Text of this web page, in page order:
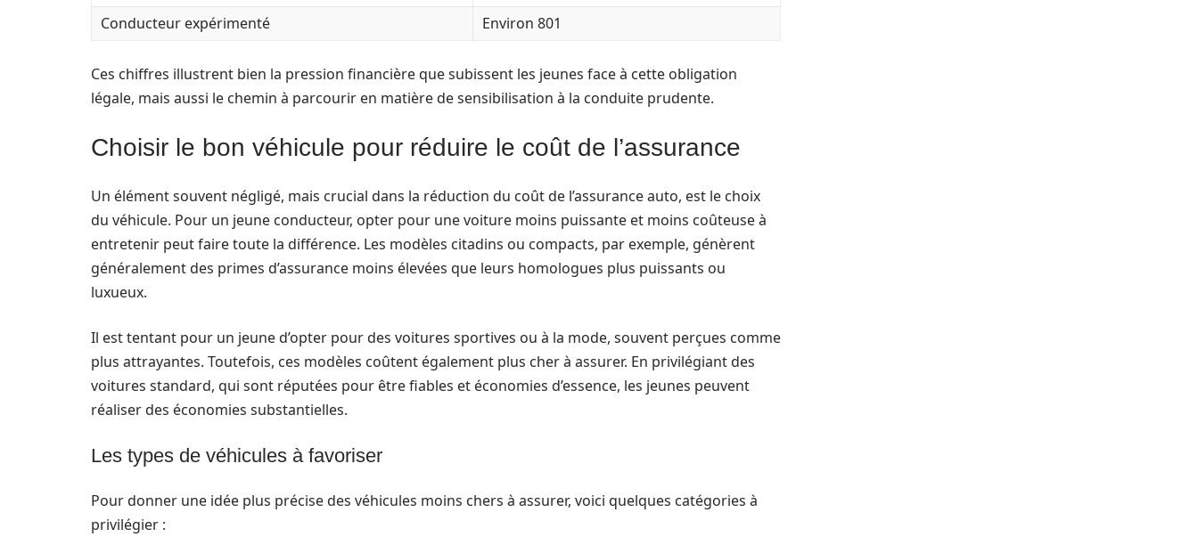
Conducteur expérimenté
Environ 801
Ces chiffres illustrent bien la pression financière que subissent les jeunes face à cette obligation
légale, mais aussi le chemin à parcourir en matière de sensibilisation à la conduite prudente.
Choisir le bon véhicule pour réduire le coût de l’assurance
Un élément souvent négligé, mais crucial dans la réduction du coût de l’assurance auto, est le choix
du véhicule. Pour un jeune conducteur, opter pour une voiture moins puissante et moins coûteuse à
entretenir peut faire toute la différence. Les modèles citadins ou compacts, par exemple, génèrent
généralement des primes d’assurance moins élevées que leurs homologues plus puissants ou
luxueux.
Il est tentant pour un jeune d’opter pour des voitures sportives ou à la mode, souvent perçues comme
plus attrayantes. Toutefois, ces modèles coûtent également plus cher à assurer. En privilégiant des
voitures standard, qui sont réputées pour être fiables et économies d’essence, les jeunes peuvent
réaliser des économies substantielles.
Les types de véhicules à favoriser
Pour donner une idée plus précise des véhicules moins chers à assurer, voici quelques catégories à
privilégier :